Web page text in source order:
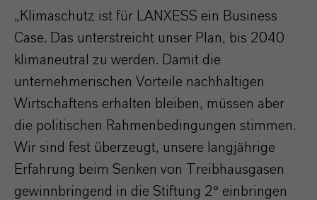
„Klimaschutz ist für LANXESS ein Business
Case. Das unterstreicht unser Plan, bis 2040
klimaneutral zu werden. Damit die
unternehmerischen Vorteile nachhaltigen
Wirtschaftens erhalten bleiben, müssen aber
die politischen Rahmenbedingungen stimmen.
Wir sind fest überzeugt, unsere langjährige
Erfahrung beim Senken von Treibhausgasen
gewinnbringend in die Stiftung 2° einbringen